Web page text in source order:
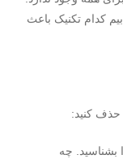
کدام تکنیک باعث
حذف کنید:
بشناسید. چه